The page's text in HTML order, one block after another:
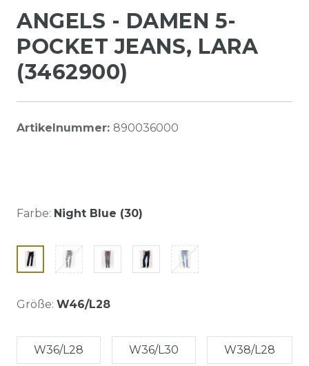
ANGELS - DAMEN 5-
POCKET JEANS, LARA
(3462900)
Artikelnummer: 890036000
Farbe: Night Blue (30)
Größe: W46/L28
W36/L28 W36/L30 W38/L28